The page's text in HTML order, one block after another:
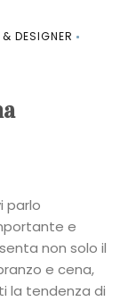
DESIGNER
parlo
e
non solo il
e cena,
la tendenza di